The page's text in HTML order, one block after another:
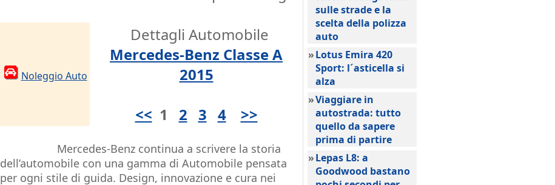
Noleggio Auto
Dettagli Automobile
Mercedes-Benz Classe A
2015
<< 1 2 3 4 >>
Mercedes-Benz continua a scrivere la storia
dell’automobile con una gamma di Automobile pensata
per ogni stile di guida. Design, innovazione e cura nei
sulle strade e la
scelta della polizza
auto
»Lotus Emira 420
Sport: l´asticella si
alza
»Viaggiare in
autostrada: tutto
quello da sapere
prima di partire
»Lepas L8: a
Goodwood bastano